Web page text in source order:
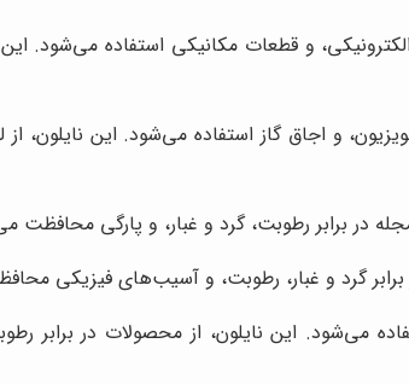
و قطعات مکانیکی استفاده می‌شود. این
و اجاق گاز استفاده می‌شود. این نایلون، از
در برابر رطوبت، گرد و غبار، و پارگی محافظت
برابر گرد و غبار، رطوبت، و آسیب‌های فیزیکی
می‌شود. این نایلون، از محصولات در برابر